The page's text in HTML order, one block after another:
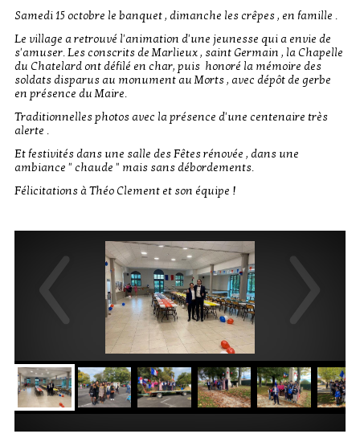
Samedi 15 octobre le banquet , dimanche les crêpes , en famille .
Le village a retrouvé l'animation d'une jeunesse qui a envie de
s'amuser. Les conscrits de Marlieux , saint Germain , la Chapelle
du Chatelard ont défilé en char, puis honoré la mémoire des
soldats disparus au monument au Morts , avec dépôt de gerbe
en présence du Maire.
Traditionnelles photos avec la présence d'une centenaire très
alerte .
Et festivités dans une salle des Fêtes rénovée , dans une
ambiance " chaude " mais sans débordements.
Félicitations à Théo Clement et son équipe !